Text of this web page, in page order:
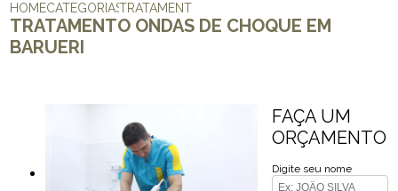
HOMECATEGORIASTRATAMENTO ONDAS DE CHOQUE EM
TRATAMENTO ONDAS DE CHOQUE EM
BARUERI
FAÇA UM
ORÇAMENTO
Digite seu nome